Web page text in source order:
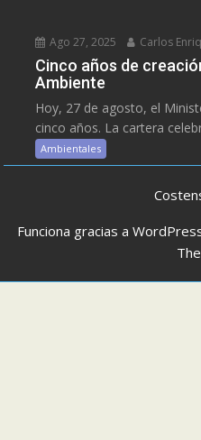
Ago 27, 2025 Carlos
Cinco años de
Ambiente
Hoy, 27 de agosto, el
cinco años. La cartera
Ambientales
Funciona gracias a